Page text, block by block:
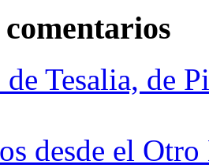
Tesalia, de
desde el